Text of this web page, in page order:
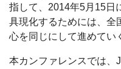
指して、2014年5月15日
具現化するためには、全
心を同じにして進めてい
本カンファレンスでは、